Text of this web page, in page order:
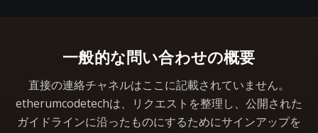
一般的な問い合わせの概要
直接の連絡チャネルはここに記載されていません。
etherumcodetechは、リクエストを整理し、公開された
ガイドラインに沿ったものにするためにサインアップを